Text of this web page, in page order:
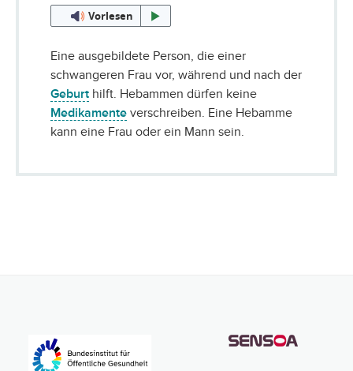
Vorlesen
Eine ausgebildete Person, die einer
schwangeren Frau vor, während und nach der
Geburt hilft. Hebammen dürfen keine
Medikamente verschreiben. Eine Hebamme
kann eine Frau oder ein Mann sein.